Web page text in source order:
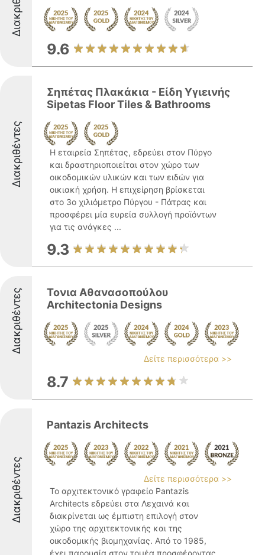
9.6
Διακριθέντες
Σηπέτας Πλακάκια - Είδη Υγιεινής
Sipetas Floor Tiles & Bathrooms
Η εταιρεία Σηπέτας, εδρεύει στον Πύργο
και δραστηριοποιείται στον χώρο των
οικοδομικών υλικών και των ειδών για
οικιακή χρήση. Η επιχείρηση βρίσκεται
στο 3ο χιλιόμετρο Πύργου - Πάτρας και
προσφέρει μία ευρεία συλλογή προϊόντων
για τις ανάγκες ...
9.3
Διακριθέντες
Τονια Αθανασοπούλου
Architectonia Designs
Δείτε περισσότερα >>
8.7
Διακριθέντες
Pantazis Architects
Δείτε περισσότερα >>
Το αρχιτεκτονικό γραφείο Pantazis
Architects εδρεύει στα Λεχαινά και
διακρίνεται ως έμπιστη επιλογή στον
χώρο της αρχιτεκτονικής και της
οικοδομικής βιομηχανίας. Από το 1985,
έχει παρουσία στον τομέα προσφέροντας